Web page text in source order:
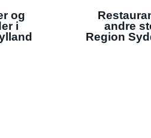
og
i
andre
Region